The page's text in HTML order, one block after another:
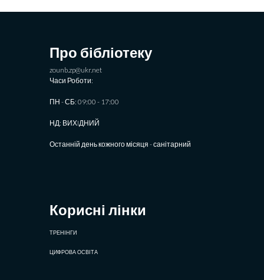
Про бібліотеку
zounb.zp@ukr.net
Часи Роботи:
ПН - СБ: 09:00 - 17:00
НД: ВИХIДНИЙ
Останній день кожного місяця - санітарний
Корисні лінки
ТРЕНІНГИ
ЦИФРОВА ОСВІТА